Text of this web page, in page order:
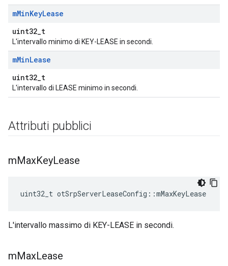
mMinKeyLease
uint32_t
L'intervallo minimo di KEY-LEASE in secondi.
mMinLease
uint32_t
L'intervallo di LEASE minimo in secondi.
Attributi pubblici
mMaxKeyLease
uint32_t otSrpServerLeaseConfig ::mMaxKeyLease
L'intervallo massimo di KEY-LEASE in secondi.
mMaxLease